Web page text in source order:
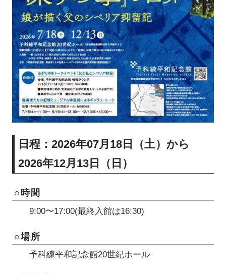
日程：2026年07月18日（土）から
2026年12月13日（日）
○時間
9:00〜17:00(最終入館は16:30)
○場所
予科練平和記念館20世紀ホール